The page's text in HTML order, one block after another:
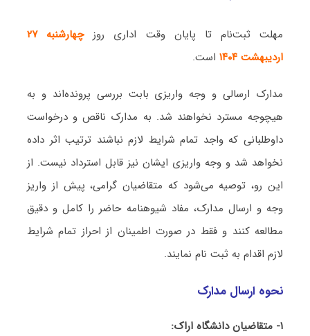
مهلت ثبت‌نام تا پایان وقت اداری روز
چهارشنبه ۲۷
اردیبهشت ۱۴۰۴
است.
مدارک ارسالی و وجه واریزی بابت بررسی پرونده‌اند و به
هیچوجه مسترد نخواهند شد. به مدارک ناقص و درخواست
داوطلبانی که واجد تمام شرایط لازم نباشند ترتیب اثر داده
نخواهد شد و وجه واریزی ایشان نیز قابل استرداد نیست. از
این رو، توصیه می‌شود که متقاضیان گرامی، پیش از واریز
وجه و ارسال مدارک، مفاد شیوهنامه حاضر را کامل و دقیق
مطالعه کنند و فقط در صورت اطمینان از احراز تمام شرایط
لازم اقدام به ثبت نام نمایند.
نحوه ارسال مدارک
۱- متقاضیان دانشگاه اراک: